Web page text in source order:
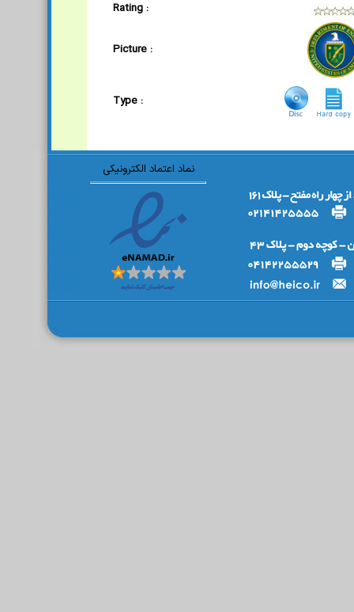
Rating :
Picture :
Type :
نماد اعتماد الکترونیکی